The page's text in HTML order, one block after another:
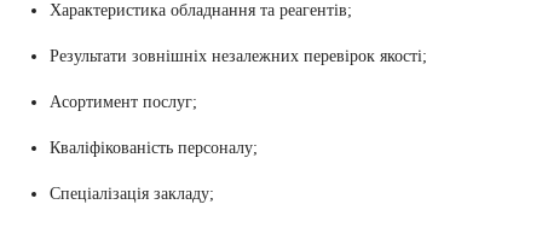
Характеристика обладнання та реагентів;
Результати зовнішніх незалежних перевірок якості;
Асортимент послуг;
Кваліфікованість персоналу;
Спеціалізація закладу;